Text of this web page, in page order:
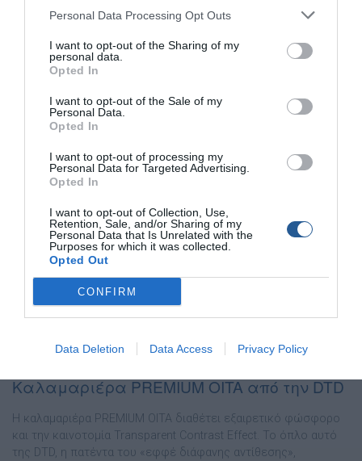
Personal Data Processing Opt Outs
I want to opt-out of the Sharing of my
personal data.
Opted In
I want to opt-out of the Sale of my
Personal Data.
Opted In
I want to opt-out of processing my
Personal Data for Targeted Advertising.
Opted In
I want to opt-out of Collection, Use,
Retention, Sale, and/or Sharing of my
Personal Data that Is Unrelated with the
Purposes for which it was collected.
Opted Out
CONFIRM
Data Deletion Data Access Privacy Policy
Καλαμαριέρα συρτής JUMBO CALAMARI
Η καλαμαριέρα JUMBO CALAMARI κατασκευάζεται ειδικά για το
ψάρεμα των καλαμαριών με συρτή, έχει μήκος 13 εκατοστά,
και είναι η πλέον κατάλληλη για το ψάρεμα των μεγάλων
καλαμαριέρα, με ζωηρά μάτια και μεγάλη ποικιλία φυσικών ή
πρωτότυπων, εντυπωσιακών αποχρώσεων, ικανών να
Η DTD έχει αυτή τη φορά να μας παρουσιάσει μια καλαμαριέρα
ιδανική για συρτή, τεχνική που αποδίδει πολύ καλά το
χειμώνα, αφού τα καλαμάρια κυκλοφορούν σε αρκετά ρηχά
νερά, κοντά στους κάβους. Η SARDINA CALAMARI είναι μια
επιπλέουσα καλαμαριέρα, πιστή απομίμηση μιας πραγματικής
Καλαμαριέρα PREMIUM OITA από την DTD
Η καλαμαριέρα PREMIUM OITA διαθέτει εξαιρετικό φώσφορο
και την καινοτομία Transparent Contrast Effect. Το όπλο αυτό
της DTD, η πατέντα του «εφφέ διάφανης αντίθεσης»,